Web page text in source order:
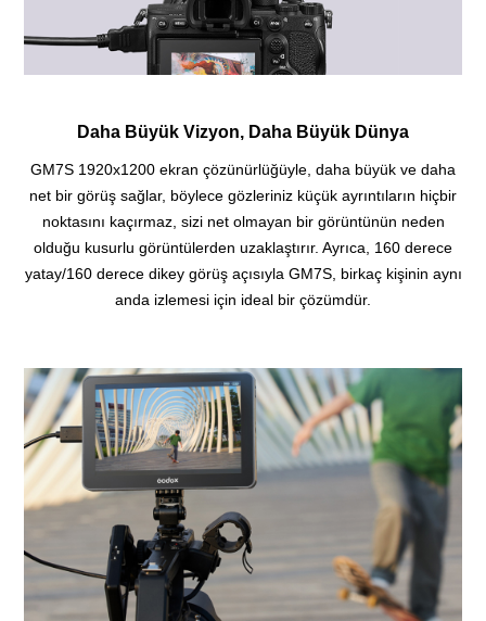
Daha Büyük Vizyon, Daha Büyük Dünya
GM7S 1920x1200 ekran çözünürlüğüyle, daha büyük ve daha
net bir görüş sağlar, böylece gözleriniz küçük ayrıntıların hiçbir
noktasını kaçırmaz, sizi net olmayan bir görüntünün neden
olduğu kusurlu görüntülerden uzaklaştırır. Ayrıca, 160 derece
yatay/160 derece dikey görüş açısıyla GM7S, birkaç kişinin aynı
anda izlemesi için ideal bir çözümdür.